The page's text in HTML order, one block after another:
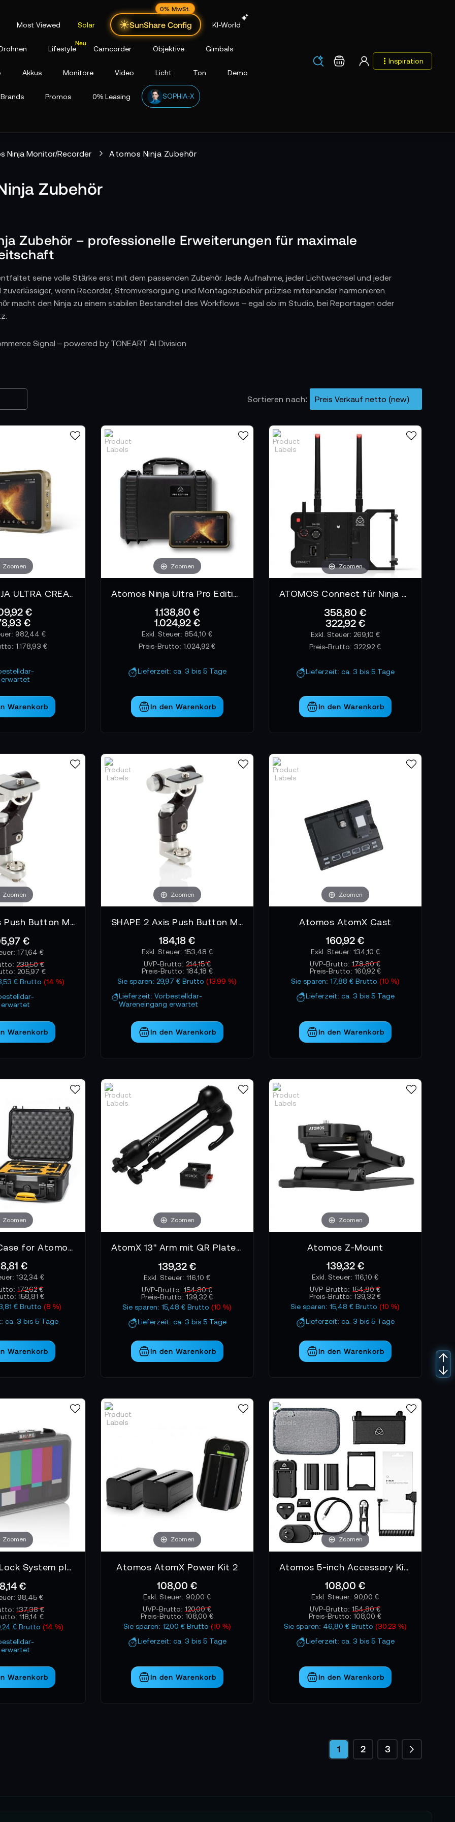
Most Viewed Solar SunShare Config
0% MwSt.
KI-World
Lifestyle Camcorder Objektive Gimbals
Akkus Monitore Video Licht Ton Demo
Brands Promos 0% Leasing SOPHIA-X
Los Warenkorb Inspiration
Ninja Monitor/Recorder Atomos Ninja Zubehör
Zubehör
Zubehör – professionelle Erweiterungen für maximale
seine volle Stärke erst mit dem passenden Zubehör. Jede Aufnahme, jeder Lichtwechsel und jeder
zuverlässiger, wenn Recorder, Stromversorgung und Montagezubehör präzise miteinander harmonieren.
macht den Ninja zu einem stabilen Bestandteil des Workflows – egal ob im Studio, bei Reportagen oder
Ladegerät und Stromkabeln schafft ein Energiesystem, das spontanen Drehsituationen standhält
mit Master Caddy
Caddy Systeme – im praktischen 5er-Pack – bieten Platz für SSDs oder HDDs. Durch ihr robustes Design
im Recorder bleibt das Material sicher gespeichert und schnell austauschbar. Ideal für Teams, die
über den Tag verteilt aufnehmen.
bei jeder Lichtsituation
schützt das Display zuverlässig vor starkem Umgebungslicht und sorgt für eine klare Darstellung selbst
helfen Bildschirmschutz und Top Plates, den Recorder gegen äußere Einflüsse zu sichern und die
zu gestalten.
Signal – powered by TONEART AI Division
Sortieren nach
Zoomen
ATOMOS NINJA ULTRA CREATORS KIT
€
€
982,44 €
1.178,93 €
erwartet
Warenkorb
Zoomen
Atomos Ninja Ultra Pro Edition
1.138,80 €
1.024,92 €
854,10 €
Preis-Brutto:1.024,92 €
Lieferzeit: ca. 3 bis 5 Tage
In den Warenkorb
Zoomen
ATOMOS Connect für Ninja V/V+
358,80 €
322,92 €
269,10 €
Preis-Brutto: 322,92 €
Lieferzeit: ca. 3 bis 5 Tage
In den Warenkorb
Zoomen
SHAPE 2 Axis Push Button Magic Arm 3/8-16
€
171,64 €
239,50 €
205,97 €
€ Brutto (14 %)
erwartet
Warenkorb
Zoomen
SHAPE 2 Axis Push Button Magic Arm
184,18 €
153,48 €
UVP-Brutto: 214,15 €
Preis-Brutto: 184,18 €
Sie sparen: 29,97 € Brutto(13.99 %)
Lieferzeit: Vorbestelldar-
Wareneingang erwartet
In den Warenkorb
Zoomen
Atomos AtomX Cast
160,92 €
134,10 €
UVP-Brutto:178,80 €
Preis-Brutto: 160,92 €
Sie sparen: 17,88 € Brutto (10 %)
Lieferzeit: ca. 3 bis 5 Tage
In den Warenkorb
Zoomen
HPRC 2300 Case for Atomos Ninja V
€
132,34 €
172,62 €
158,81 €
€ Brutto (8 %)
ca. 3 bis 5 Tage
Warenkorb
Zoomen
AtomX 13" Arm mit QR Plate by Lanparte
139,32 €
116,10 €
UVP-Brutto:154,80 €
Preis-Brutto:139,32 €
Sie sparen: 15,48 € Brutto(10 %)
Lieferzeit: ca. 3 bis 5 Tage
In den Warenkorb
Zoomen
Atomos Z-Mount
139,32 €
116,10 €
UVP-Brutto:154,80 €
Preis-Brutto:139,32 €
Sie sparen: 15,48 € Brutto(10 %)
Lieferzeit: ca. 3 bis 5 Tage
In den Warenkorb
Zoomen
Shape HDMI Lock System plus Top Plate Kit für Atomos Ninja V
€
98,45 €
137,38 €
118,14 €
€ Brutto (14 %)
erwartet
Warenkorb
Zoomen
Atomos AtomX Power Kit 2
108,00 €
90,00 €
UVP-Brutto:120,00 €
Preis-Brutto:108,00 €
Sie sparen: 12,00 € Brutto (10 %)
Lieferzeit: ca. 3 bis 5 Tage
In den Warenkorb
Zoomen
Atomos 5-inch Accessory Kit Version II
108,00 €
90,00 €
UVP-Brutto:154,80 €
Preis-Brutto:108,00 €
Sie sparen: 46,80 € Brutto (30.23 %)
Lieferzeit: ca. 3 bis 5 Tage
In den Warenkorb
SeiteSie lesen gerade die Seite
1 Seite
2 Seite
3